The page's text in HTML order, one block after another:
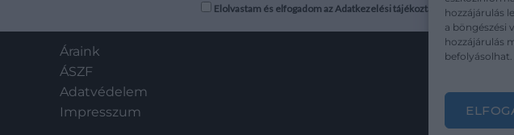
hozzájárulás
a böngészési
hozzájárulás
befolyásolhat.
Elolvastam és elfogadom az Adatkezelési tájékoztatót: mutargy.com/
Áraink
ÁSZF
Adatvédelem
Impresszum